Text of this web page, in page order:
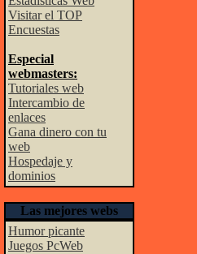
Visitar el TOP
Encuestas
Especial
webmasters:
Tutoriales web
Intercambio de
enlaces
Gana dinero con tu
web
Hospedaje y
dominios
Las mejores webs
Humor picante
Juegos PcWeb